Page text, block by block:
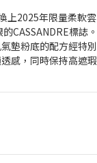
CASSANDRE標誌。
墊粉底的配方經特別
感，同時保持高遮瑕